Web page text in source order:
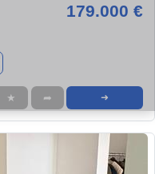
179.000 €
★ ➦ ➜